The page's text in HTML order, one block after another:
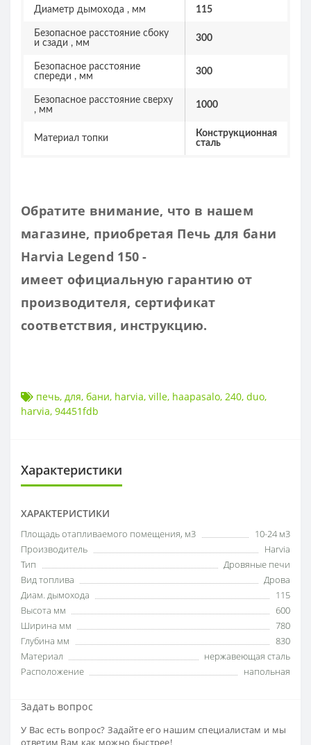
Диаметр дымохода , мм 115
Безопасное расстояние сбоку
и сзади , мм
300
Безопасное расстояние
спереди , мм
300
Безопасное расстояние сверху
, мм
1000
Материал топки
Конструкционная
сталь
Обратите внимание, что в нашем
магазине, приобретая Печь для бани
Harvia Legend 150 -
имеет официальную гарантию от
производителя, сертификат
соответствия, инструкцию.
печь, для, бани, harvia, ville, haapasalo, 240, duo,
harvia, 94451fdb
Характеристики
ХАРАКТЕРИСТИКИ
Площадь отапливаемого помещения, м3
10-24 м3
Производитель
Harvia
Тип
Дровяные печи
Вид топлива
Дрова
Диам. дымохода
115
Высота мм
600
Ширина мм
780
Глубина мм
830
Материал
нержавеющая сталь
Расположение
напольная
Задать вопрос
У Вас есть вопрос? Задайте его нашим специалистам и мы
ответим Вам как можно быстрее!